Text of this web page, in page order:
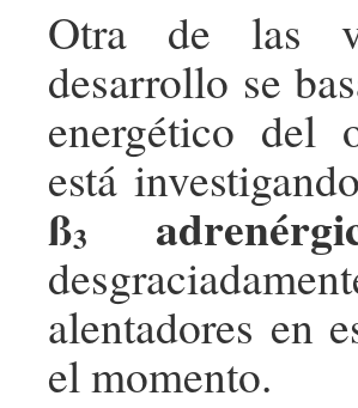
Otra de las
desarrollo se
energético del
está
ß3
alentadores en
el momento.